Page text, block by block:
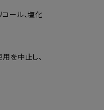
コール、塩化
を中止し、